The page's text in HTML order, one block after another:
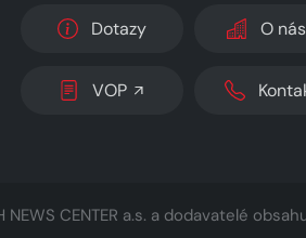
Dotazy O nás
VOP
NEWS CENTER a.s. a dodavatelé